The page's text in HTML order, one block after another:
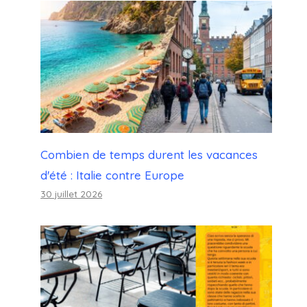
Combien de temps durent les vacances
d'été : Italie contre Europe
30 juillet 2026